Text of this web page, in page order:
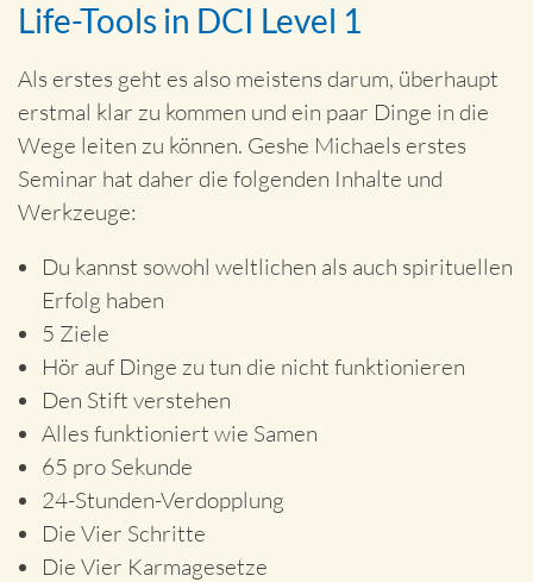
Life-Tools in DCI Level 1
Als erstes geht es also meistens darum, überhaupt
erstmal klar zu kommen und ein paar Dinge in die
Wege leiten zu können. Geshe Michaels erstes
Seminar hat daher die folgenden Inhalte und
Werkzeuge:
Du kannst sowohl weltlichen als auch spirituellen
Erfolg haben
5 Ziele
Hör auf Dinge zu tun die nicht funktionieren
Den Stift verstehen
Alles funktioniert wie Samen
65 pro Sekunde
24-Stunden-Verdopplung
Die Vier Schritte
Die Vier Karmagesetze